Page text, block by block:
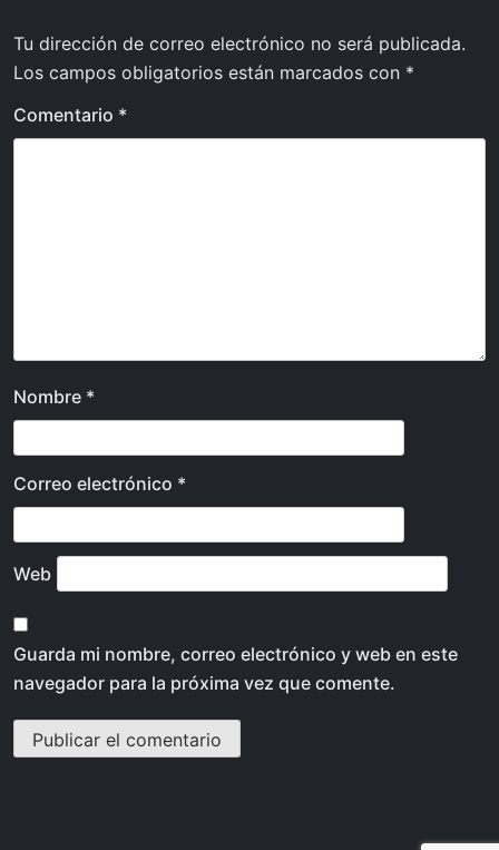
Tu dirección de correo electrónico no será publicada.
Los campos obligatorios están marcados con *
Comentario *
Nombre *
Correo electrónico *
Web
Guarda mi nombre, correo electrónico y web en este
navegador para la próxima vez que comente.